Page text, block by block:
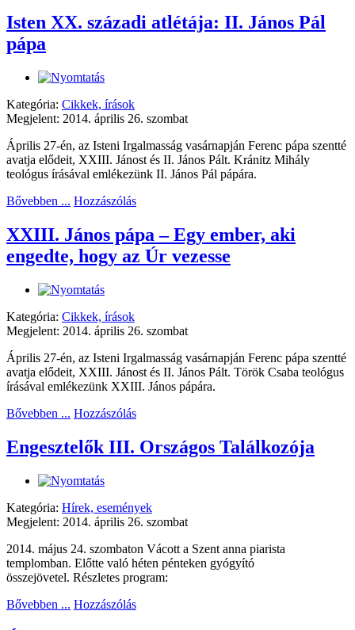
Isten XX. századi atlétája: II. János Pál
pápa
Kategória: Cikkek, írások
Megjelent: 2014. április 26. szombat
Április 27-én, az Isteni Irgalmasság vasárnapján Ferenc pápa szentté
avatja elődeit, XXIII. Jánost és II. János Pált. Kránitz Mihály
teológus írásával emlékezünk II. János Pál pápára.
Bővebben ... Hozzászólás
XXIII. János pápa – Egy ember, aki
engedte, hogy az Úr vezesse
Kategória: Cikkek, írások
Megjelent: 2014. április 26. szombat
Április 27-én, az Isteni Irgalmasság vasárnapján Ferenc pápa szentté
avatja elődeit, XXIII. Jánost és II. János Pált. Török Csaba teológus
írásával emlékezünk XXIII. János pápára.
Bővebben ... Hozzászólás
Engesztelők III. Országos Találkozója
Kategória: Hírek, események
Megjelent: 2014. április 26. szombat
2014. május 24. szombaton Vácott a Szent anna piarista
templomban. Előtte való héten pénteken gyógyító
összejövetel. Részletes program:
Bővebben ... Hozzászólás